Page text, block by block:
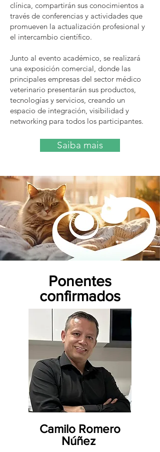
clínica, compartirán sus conocimientos a
través de conferencias y actividades que
promueven la actualización profesional y
el intercambio científico.
Junto al evento académico, se realizará
una exposición comercial, donde las
principales empresas del sector médico
veterinario presentarán sus productos,
tecnologías y servicios, creando un
espacio de integración, visibilidad y
networking para todos los participantes.
Saiba mais
Ponentes
confirmados
Camilo Romero
Núñez